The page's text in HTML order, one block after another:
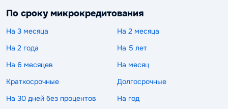
По сроку микрокредитования
На 3 месяца
На 2 месяца
На 2 года
На 5 лет
На 6 месяцев
На месяц
Краткосрочные
Долгосрочные
На 30 дней без процентов
На год